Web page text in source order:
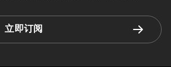
立即订阅